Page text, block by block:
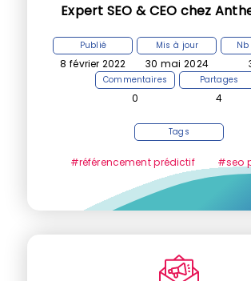
Expert SEO & CEO chez
Publié
8 février 2022
Mis à jour
30 mai 2024
Commentaires
0
Partages
4
Tags
#référencement prédictif #seo